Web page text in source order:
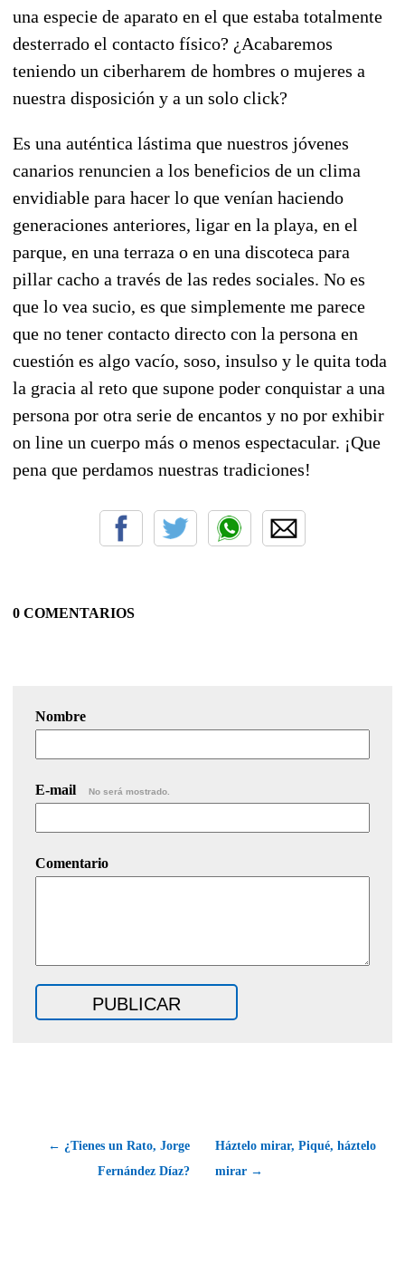
una especie de aparato en el que estaba totalmente
desterrado el contacto físico? ¿Acabaremos
teniendo un ciberharem de hombres o mujeres a
nuestra disposición y a un solo click?
Es una auténtica lástima que nuestros jóvenes
canarios renuncien a los beneficios de un clima
envidiable para hacer lo que venían haciendo
generaciones anteriores, ligar en la playa, en el
parque, en una terraza o en una discoteca para
pillar cacho a través de las redes sociales. No es
que lo vea sucio, es que simplemente me parece
que no tener contacto directo con la persona en
cuestión es algo vacío, soso, insulso y le quita toda
la gracia al reto que supone poder conquistar a una
persona por otra serie de encantos y no por exhibir
on line un cuerpo más o menos espectacular. ¡Que
pena que perdamos nuestras tradiciones!
0 COMENTARIOS
Nombre
E-mail No será mostrado.
Comentario
← ¿Tienes un Rato, Jorge
Fernández Díaz?
Háztelo mirar, Piqué, háztelo
mirar →